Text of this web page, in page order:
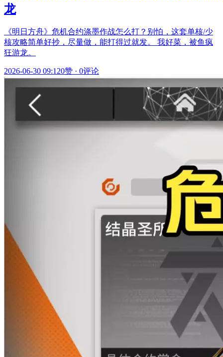
龙
《明日方舟》危机合约涤墨作战怎么打？别怕，这套单核/少
核攻略简单好抄，尽量做，能打得过就发。 我好菜，被鱼疯
狂游龙。
2026-06-30 09:120赞 · 0评论